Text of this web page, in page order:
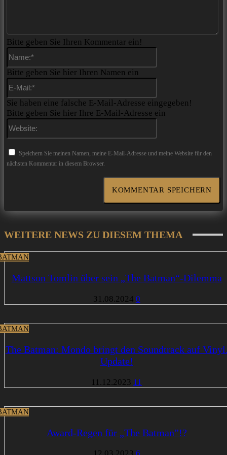
Bitte geben Sie Ihren Kommentar ein!
Bitte geben Sie hier Ihren Namen ein
Sie haben eine falsche E-Mail-Adresse eingegeben!
Bitte geben Sie hier Ihre E-Mail-Adresse ein
Speichern Sie meinen Namen, meine E-Mail-Adresse und meine Website für den
nächsten Kommentar in diesem Browser.
WEITERE NEWS ZU DIESEM THEMA
Mattson Tomlin über sein „The Batman“-Dilemma
31.08.2024 0
The Batman: Mondo bringt den Soundtrack auf
Update!
11.12.2023 11
Award-Regen für „The Batman”!?